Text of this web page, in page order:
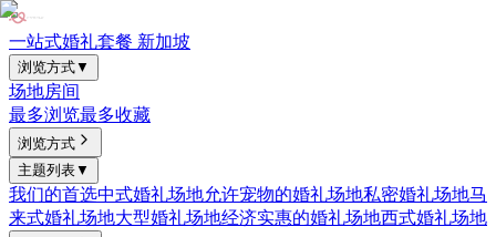
一站式婚礼套餐 新加坡
浏览方式▼
场地房间
最多浏览最多收藏
浏览方式
主题列表▼
我们的首选中式婚礼场地允许宠物的婚礼场地私密婚礼场地马
来式婚礼场地大型婚礼场地经济实惠的婚礼场地西式婚礼场地